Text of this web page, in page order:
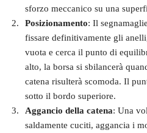
sforzo meccanico su una
Posizionamento: Il
fissare definitivamente gli
vuota e cerca il punto di
alto, la borsa si sbilancerà
catena risulterà scomoda. Il
sotto il bordo superiore.
Aggancio della catena: Una
saldamente cuciti, aggancia i